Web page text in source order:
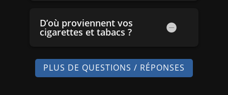
D’où proviennent vos
cigarettes et tabacs ?
PLUS DE QUESTIONS / RÉPONSES